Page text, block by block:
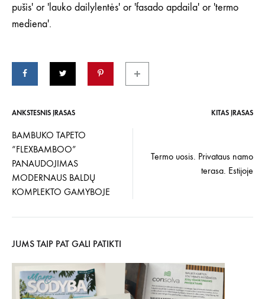
Įrašo
navigacija
ANKSTESNIS ĮRAŠAS KITAS ĮRAŠAS
BAMBUKO TAPETO
“FLEXBAMBOO”
PANAUDOJIMAS
MODERNAUS BALDŲ
KOMPLEKTO GAMYBOJE
Termo uosis. Privataus namo
terasa. Estijoje
JUMS TAIP PAT GALI PATIKTI